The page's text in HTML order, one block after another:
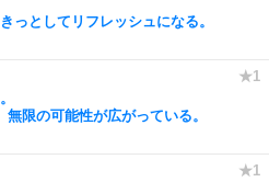
っとしてリフレッシュになる。
無限の可能性が広がっている。